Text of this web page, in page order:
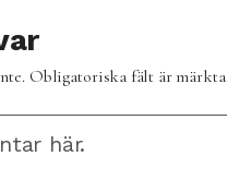
Obligatoriska fält är märkta